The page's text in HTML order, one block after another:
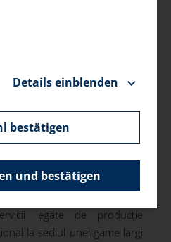
viteză și flexibilitate.
instruiți și a tehnologiilor
de calitate conform
îmbunătățire continuă.
nu este imposibil”, și ca
nu numai că găsim și
ci dezvoltăm și gama
cerințelor de proces.
legate de producție
la sediul unei game largi
Details einblenden
bestätigen
und bestätigen